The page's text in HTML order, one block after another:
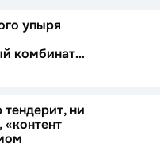
упыря
комбинат…
ни